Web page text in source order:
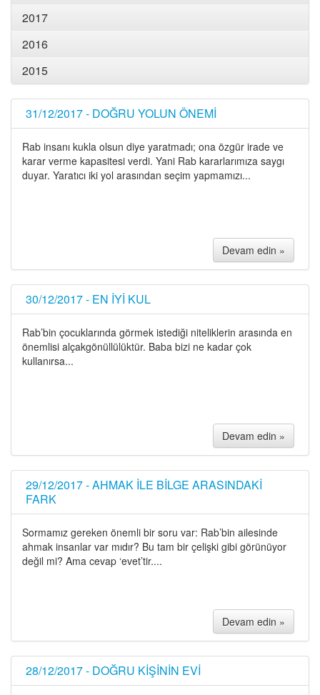
2017
2016
2015
31/12/2017 - DOĞRU YOLUN ÖNEMİ
Rab insanı kukla olsun diye yaratmadı; ona özgür irade ve
karar verme kapasitesi verdi. Yani Rab kararlarımıza saygı
duyar. Yaratıcı iki yol arasından seçim yapmamızı...
Devam edin »
30/12/2017 - EN İYİ KUL
Rab’bin çocuklarında görmek istediği niteliklerin arasında en
önemlisi alçakgönüllülüktür. Baba bizi ne kadar çok
kullanırsa...
Devam edin »
29/12/2017 - AHMAK İLE BİLGE ARASINDAKİ
FARK
Sormamız gereken önemli bir soru var: Rab’bin ailesinde
ahmak insanlar var mıdır? Bu tam bir çelişki gibi görünüyor
değil mi? Ama cevap ‘evet’tir....
Devam edin »
28/12/2017 - DOĞRU KİŞİNİN EVİ